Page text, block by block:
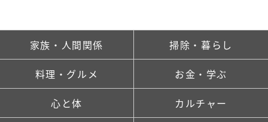
家族・人間関係 掃除・暮らし
料理・グルメ お金・学ぶ
心と体 カルチャー